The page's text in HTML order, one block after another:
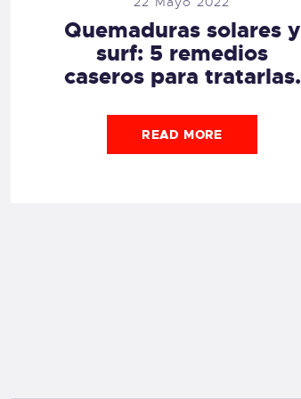
Quemaduras solares y
surf: 5 remedios
caseros para tratarlas.
READ MORE